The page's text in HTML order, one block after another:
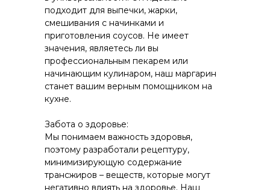
подходит для выпечки, жарки,
смешивания с начинками и
приготовления соусов. Не имеет
значения, являетесь ли вы
профессиональным пекарем или
начинающим кулинаром, наш маргарин
станет вашим верным помощником на
кухне.
Забота о здоровье:
Мы понимаем важность здоровья,
поэтому разработали рецептуру,
минимизирующую содержание
трансжиров – веществ, которые могут
негативно влиять на здоровье. Наш